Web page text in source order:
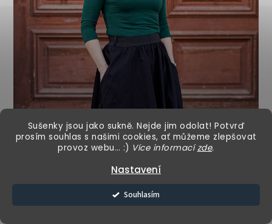
Sušenky jsou jako sukně. Nejde jim odolat! Potvrď
prosím souhlas s našimi cookies, ať můžeme zlepšovat
provoz webu… :) Více informacízde.
Nastavení
Souhlasím